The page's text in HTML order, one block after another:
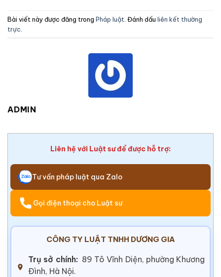
Bài viết này được đăng trong Pháp luật . Đánh dấu liên kết thường
trực
ADMIN
Liên hệ với Luật sư để được hỗ trợ:
Tư vấn pháp luật qua Zalo
Gọi điện thoại cho Luật sư
CÔNG TY LUẬT TNHH DƯƠNG GIA
Trụ sở chính: 89 Tô Vĩnh Diện, phường Khương
Đình, Hà Nội.